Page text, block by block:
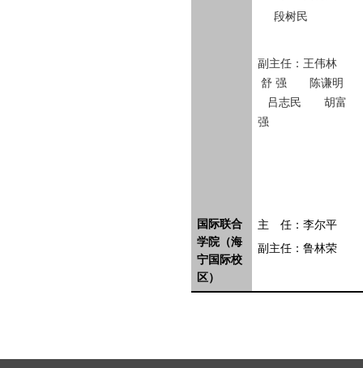
段树民
副主任：王伟林
舒 强 陈谦明
吕志民 胡富
强
国际联合
学院（海
宁国际校
区）
主 任：李尔平
副主任：鲁林荣